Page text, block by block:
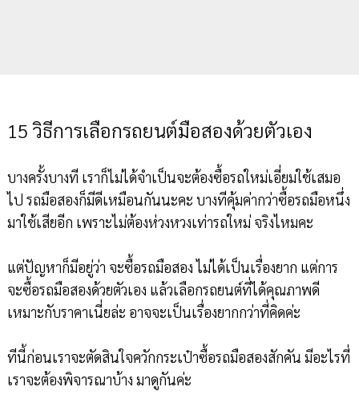
15 วิธีการเลือกรถยนต์มือสองด้วยตัวเอง
บางครั้งบางที เราก็ไม่ได้จำเป็นจะต้องซื้อรถใหม่เอี่ยมใช้เสมอ
ไป รถมือสองก็มีดีเหมือนกันนะคะ บางทีคุ้มค่ากว่าซื้อรถมือหนึ่ง
มาใช้เสียอีก เพราะไม่ต้องห่วงหวงเท่ารถใหม่ จริงไหมคะ
แต่ปัญหาก็มีอยู่ว่า จะซื้อรถมือสอง ไม่ได้เป็นเรื่องยาก แต่การ
จะซื้อรถมือสองด้วยตัวเอง แล้วเลือกรถยนต์ที่ได้คุณภาพดี
เหมาะกับราคาเนี่ยล่ะ อาจจะเป็นเรื่องยากกว่าที่คิดค่ะ
ทีนี้ก่อนเราจะตัดสินใจควักกระเป๋าซื้อรถมือสองสักคัน มีอะไรที่
เราจะต้องพิจารณาบ้าง มาดูกันค่ะ